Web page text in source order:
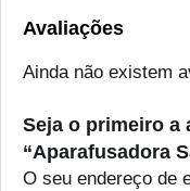
Avaliações
Ainda não existem
Seja o primeiro a
“Aparafusadora
O seu endereço de